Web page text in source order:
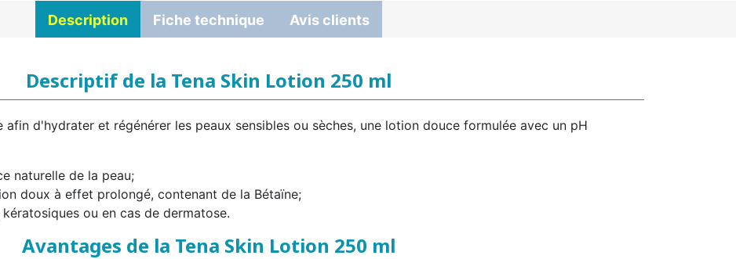
Description Fiche technique Avis clients
Descriptif de la Tena Skin Lotion 250 ml
d'hydrater et régénérer les peaux sensibles ou sèches, une lotion douce formulée avec un pH
naturelle de la peau;
doux à effet prolongé, contenant de la Bétaïne;
ou en cas de dermatose.
Avantages de la Tena Skin Lotion 250 ml